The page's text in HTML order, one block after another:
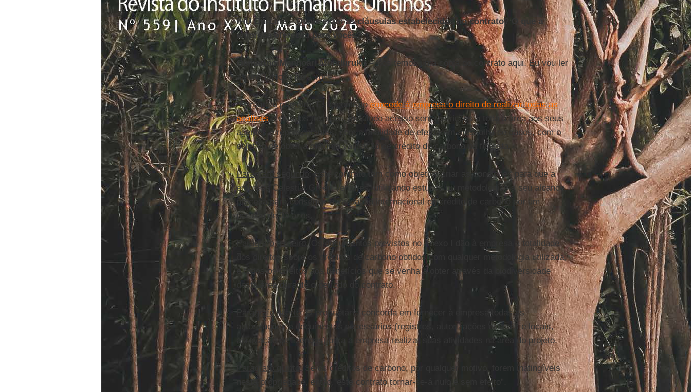
IHU On-Line – Quais eram as cláusulas estabelecidas no contrato? O que a
empresa ofereceu para vocês?
Osmarino Manhoari Munduruku– Nós temos uma cópia do contrato aqui. Eu vou ler
alguns tópicos para você.
“Parágrafo primeiro: Este contratoconcede à empresa o direito de realizar todas as
análisese estudos técnicos, incluindo acesso sem restrições a toda a área aos seus
agentes e representantes, com a finalidade de efetuarem a escolha de dados, com o
objetivo de obter a máxima validação de crédito de carbono na floresta.
Parágrafo segundo: Este contrato tem como objetivo criar as condições para que a
empresa Celestial Green Ventures, utilizando estudos ou metodologias a seu alcance,
proceda para conseguir a validação internacional de crédito de carbono por um
período de 30 anos.
Parágrafo terceiro : Os documentos previstos no Anexo I dão à empresa a totalidade
dos direitos sobre os créditos de carbono obtidos com qualquer metodologia utilizada,
e todos os direitos aos benefícios que se venha a obter através da biodiversidade
desta área durante o período do contrato.
Parágrafo quarto: O proprietário concorda em fornecer à empresa todas as
autorizações e documentos necessários (registros, autorizações estatais e locais,
aprovação de licenças) para a empresa realizar suas atividades na área do projeto.
Parágrafo quinto: Se os créditos de carbono, por qualquer motivo, forem inatingíveis
nesta propriedade, então, este contrato tornar-se-á nulo e sem efeito”.